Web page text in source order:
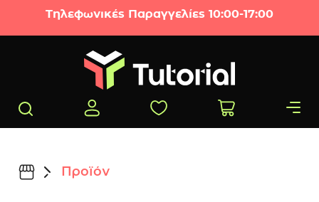
Μετάβαση στο περιεχόμενο
Τηλεφωνικές Παραγγελίες 10:00-17:00
Προϊόν